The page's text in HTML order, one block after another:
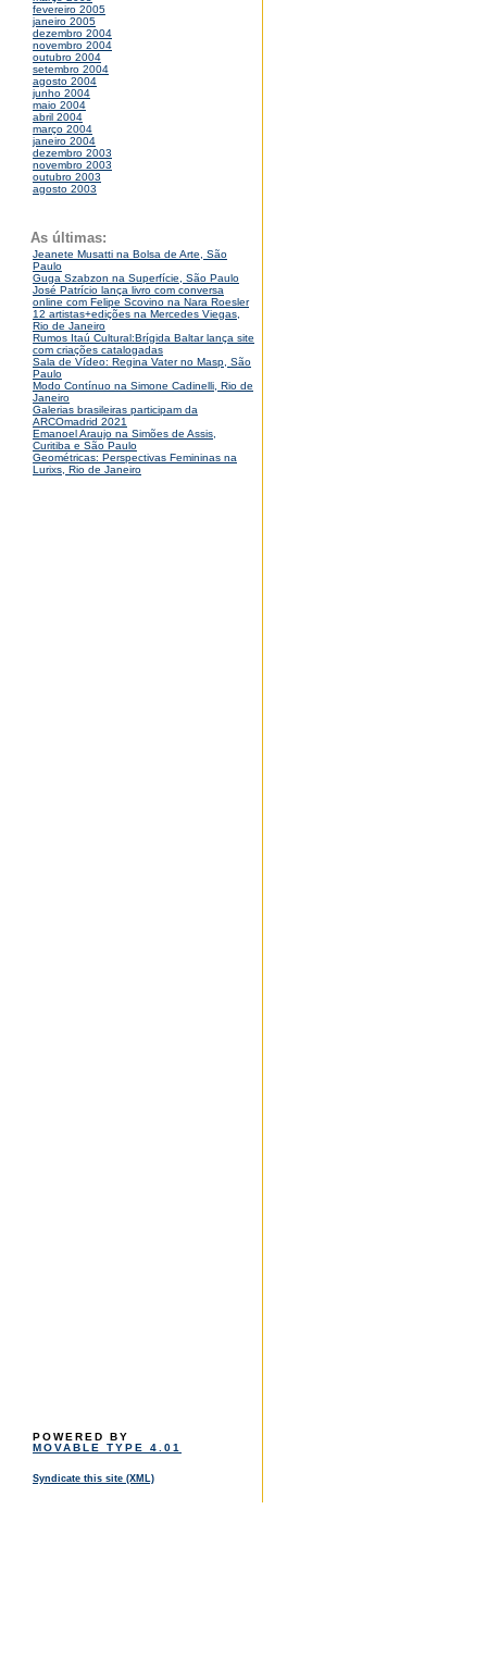
fevereiro 2005
janeiro 2005
dezembro 2004
novembro 2004
outubro 2004
setembro 2004
agosto 2004
junho 2004
maio 2004
abril 2004
março 2004
janeiro 2004
dezembro 2003
novembro 2003
outubro 2003
agosto 2003
As últimas:
Jeanete Musatti na Bolsa de Arte, São
Paulo
Guga Szabzon na Superfície, São Paulo
José Patrício lança livro com conversa
online com Felipe Scovino na Nara Roesler
12 artistas+edições na Mercedes Viegas,
Rio de Janeiro
Rumos Itaú Cultural:Brígida Baltar lança site
com criações catalogadas
Sala de Vídeo: Regina Vater no Masp, São
Paulo
Modo Contínuo na Simone Cadinelli, Rio de
Janeiro
Galerias brasileiras participam da
ARCOmadrid 2021
Emanoel Araujo na Simões de Assis,
Curitiba e São Paulo
Geométricas: Perspectivas Femininas na
Lurixs, Rio de Janeiro
POWERED BY
MOVABLE TYPE 4.01
Syndicate this site (XML)